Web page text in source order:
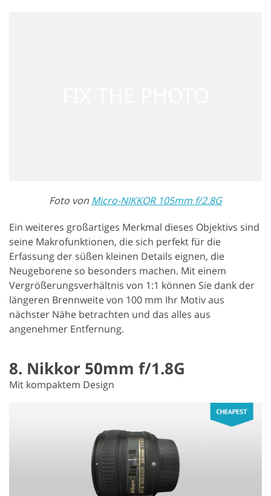
Foto von Micro-NIKKOR 105mm f/2.8G
Ein weiteres großartiges Merkmal dieses Objektivs sind
seine Makrofunktionen, die sich perfekt für die
Erfassung der süßen kleinen Details eignen, die
Neugeborene so besonders machen. Mit einem
Vergrößerungsverhältnis von 1:1 können Sie dank der
längeren Brennweite von 100 mm Ihr Motiv aus
nächster Nähe betrachten und das alles aus
angenehmer Entfernung.
8. Nikkor 50mm f/1.8G
Mit kompaktem Design